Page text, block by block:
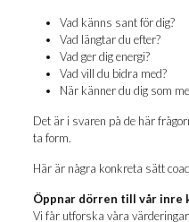
Vad känns sant för dig?
Vad läng­tar du efter?
Vad ger dig energi?
Vad vill du bidra med?
När kän­ner du dig som
Det är i sva­ren på de här
ta form.
Här är någ­ra kon­kre­ta sätt
Öpp­nar dör­ren till vår inre
Vi får utfors­ka våra